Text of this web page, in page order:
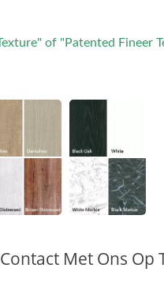
of "Patented Fineer
Met Ons Op